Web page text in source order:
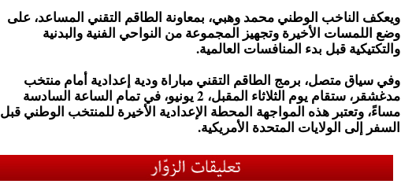
ويعكف الناخب الوطني محمد وهبي، بمعاونة الطاقم التقني المساعد، على
وضع اللمسات الأخيرة وتجهيز المجموعة من النواحي الفنية والبدنية
والتكتيكية قبل بدء المنافسات العالمية.
وفي سياق متصل، برمج الطاقم التقني مباراة ودية إعدادية أمام منتخب
مدغشقر، ستقام يوم الثلاثاء المقبل، 2 يونيو، في تمام الساعة السادسة
مساءً، وتعتبر هذه المواجهة المحطة الإعدادية الأخيرة للمنتخب الوطني قبل
السفر إلى الولايات المتحدة الأمريكية.